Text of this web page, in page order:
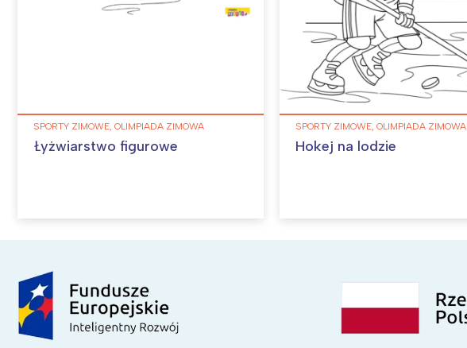
SPORTY ZIMOWE, OLIMPIADA ZIMOWA
Łyżwiarstwo figurowe
SPORTY ZIMOWE, OLIMPIADA ZIMOWA
Hokej na lodzie